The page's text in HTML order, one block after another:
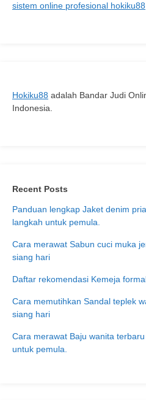
sistem online profesional hokiku88
Hokiku88 adalah Bandar Judi
Indonesia.
Recent Posts
Panduan lengkap Jaket denim
langkah untuk pemula.
Cara merawat Sabun cuci muka
siang hari
Daftar rekomendasi Kemeja
Cara memutihkan Sandal teplek
siang hari
Cara merawat Baju wanita
untuk pemula.